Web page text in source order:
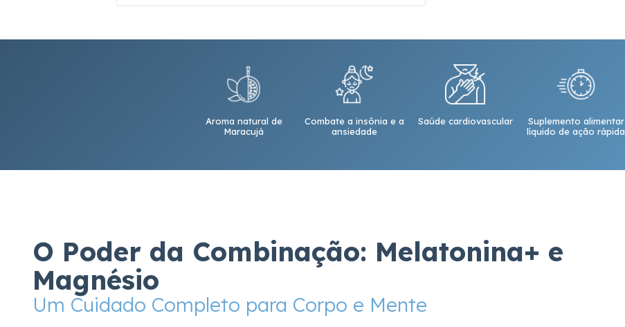
Aroma natural de
Maracujá
Combate a insônia e a
ansiedade
Saúde cardiovascular
Suplemento alimentar
líquido de ação rápida
O Poder da Combinação: Melatonina+ e
Magnésio
Um Cuidado Completo para Corpo e Mente